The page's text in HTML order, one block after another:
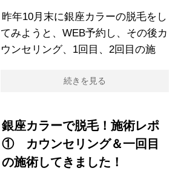
昨年10月末に銀座カラーの脱毛をし
てみようと、WEB予約し、その後カ
ウンセリング、1回目、2回目の施
続きを見る
銀座カラーで脱毛！施術レポ
① カウンセリング＆一回目
の施術してきました！